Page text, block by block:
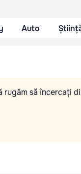
Auto
să încercați